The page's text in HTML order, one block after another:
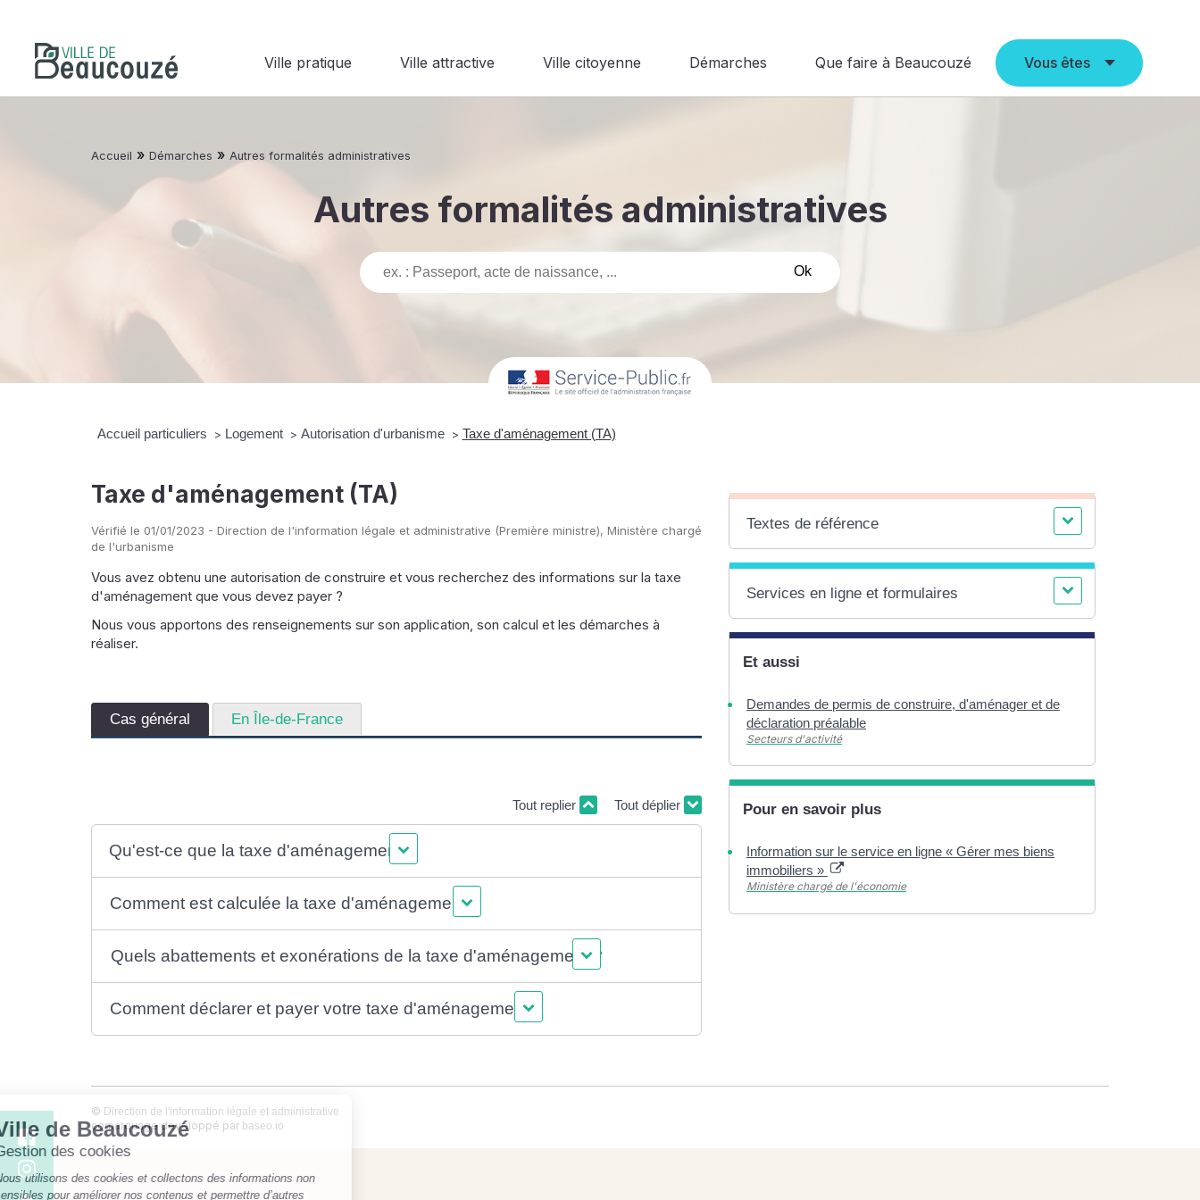
Ville pratique Ville attractive Ville citoyenne Démarches Que faire à Beaucouzé Vous êtes
Accueil » Démarches » Autres formalités administratives
Autres formalités administratives
Accueil particuliers > Logement > Autorisation d'urbanisme > Taxe d'aménagement (TA)
Taxe d'aménagement (TA)
Vérifié le 01/01/2023 - Direction de l'information légale et administrative (Première ministre), Ministère chargé
de l'urbanisme
Vous avez obtenu une autorisation de construire et vous recherchez des informations sur la taxe
d'aménagement que vous devez payer ?
Nous vous apportons des renseignements sur son application, son calcul et les démarches à
réaliser.
Cas général En Île-de-France
Tout replier Tout déplier
Qu'est-ce que la taxe d'aménagement ?
Comment est calculée la taxe d'aménagement ?
Quels abattements et exonérations de la taxe d'aménagement ?
Comment déclarer et payer votre taxe d'aménagement ?
Textes de référence
Services en ligne et formulaires
Et aussi
Demandes de permis de construire, d'aménager et de
déclaration préalable
Secteurs d'activité
Pour en savoir plus
Information sur le service en ligne « Gérer mes biens
immobiliers »
Ministère chargé de l'économie
© Direction de l'information légale et administrative
comarquage developpé par baseo.io